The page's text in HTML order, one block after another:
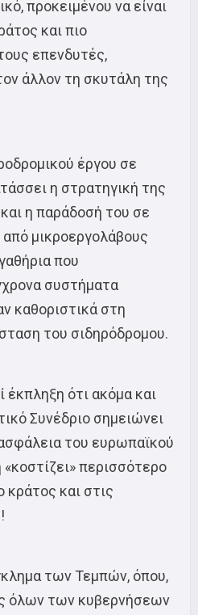
προκειμένου να είναι
και πιο
επενδυτές,
άλλον τη σκυτάλη της
έργου σε
η στρατηγική της
η παράδοσή του σε
από μικροεργολάβους
που
συστήματα
καθοριστικά στη
του σιδηρόδρομου.
έκπληξη ότι ακόμα και
Συνέδριο σημειώνει
του ευρωπαϊκού
περισσότερο
κράτος και στις
των Τεμπών, όπου,
όλων των κυβερνήσεων